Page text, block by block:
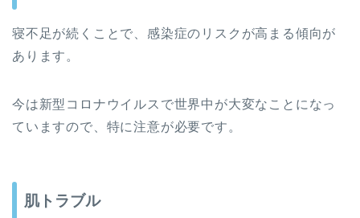
寝不足が続くことで、感染症のリスクが高まる傾向が
あります。
今は新型コロナウイルスで世界中が大変なことになっ
ていますので、特に注意が必要です。
肌トラブル